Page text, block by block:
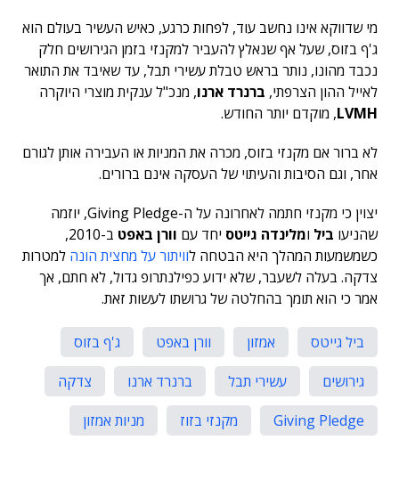
מי שדווקא אינו נחשב עוד, לפחות כרגע, כאיש העשיר בעולם הוא
ג'ף בזוס, שעל אף שנאלץ להעביר למקנזי בזמן הגירושים חלק
נכבד מהונו, נותר בראש טבלת עשירי תבל, עד שאיבד את התואר
לאייל ההון הצרפתי, ברנרד ארנו, מנכ"ל ענקית מוצרי היוקרה
LVMH, מוקדם יותר החודש.
לא ברור אם מקנזי בזוס, מכרה את המניות או העבירה אותן לגורם
אחר, וגם הסיבות והעיתוי של העסקה אינם ברורים.
יצוין כי מקנזי חתמה לאחרונה על ה-Giving Pledge, יוזמה
שהניעו ביל ומלינדה גייטס יחד עם וורן באפט
ב-2010,
כשמשמעות המהלך היא הבטחה לוויתור על מחצית הונה למטרות
צדקה. בעלה לשעבר, שלא ידוע כפילנתרופ גדול, לא חתם, אך
אמר כי הוא תומך בהחלטה של גרושתו לעשות זאת.
ביל גייטס אמזון וורן באפט
ג'ף בזוס
גירושים
עשירי תבל ברנרד ארנו
צדקה
Giving Pledge
מקנזי בזוז מניות אמזון